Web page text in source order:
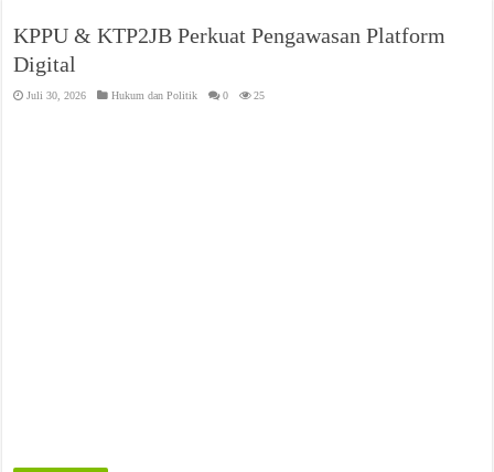
KPPU & KTP2JB Perkuat Pengawasan Platform
Digital
Juli 30, 2026 Hukum dan Politik 0 25